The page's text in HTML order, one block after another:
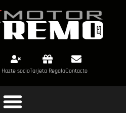
Hazte socioTarjeta RegaloContacto